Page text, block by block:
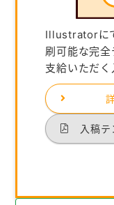
Illustratorに
刷可能な完
支給いただく
入稿